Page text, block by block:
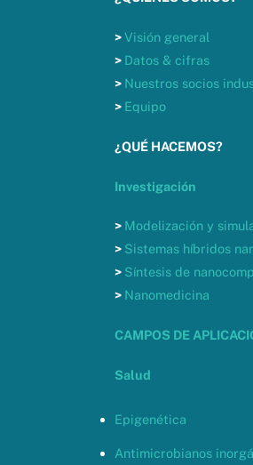
>Visión general
> Datos & cifras
> Nuestros socios
> Equipo
¿QUÉ HACEMOS?
Investigación
> Modelización y
> Sistemas híbridos
> Síntesis de
> Nanomedicina
CAMPOS DE
Salud
Epigenética
Antimicrobianos